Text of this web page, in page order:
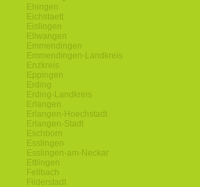
Ehingen
Eichstaett
Eislingen
Ellwangen
Emmendingen
Emmendingen-Landkreis
Enzkreis
Eppingen
Erding
Erding-Landkreis
Erlangen
Erlangen-Hoechstadt
Erlangen-Stadt
Eschborn
Esslingen
Esslingen-am-Neckar
Ettlingen
Fellbach
Filderstadt